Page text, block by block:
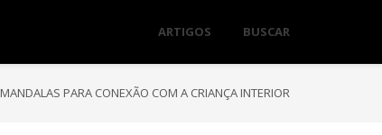
ARTIGOS BUSCAR
MANDALAS PARA CONEXÃO COM A CRIANÇA INTERIOR